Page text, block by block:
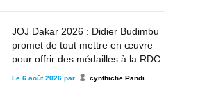
JOJ Dakar 2026 : Didier Budimbu
promet de tout mettre en œuvre
pour offrir des médailles à la RDC
Le 6 août 2026 par cynthiche Pandi